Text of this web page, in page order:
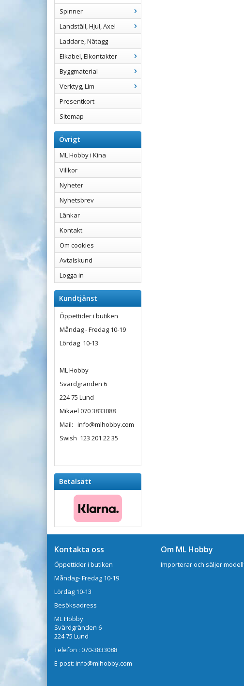
Spinner
Landställ, Hjul, Axel
Laddare, Nätagg
Elkabel, Elkontakter
Byggmaterial
Verktyg, Lim
Presentkort
Sitemap
Övrigt
ML Hobby i Kina
Villkor
Nyheter
Nyhetsbrev
Länkar
Kontakt
Om cookies
Avtalskund
Logga in
Kundtjänst
Öppettider i butiken
Måndag - Fredag 10-19
Lördag 10-13
ML Hobby
Svärdgränden 6
224 75 Lund
Mikael 070 3833088
Mail: info@mlhobby.com
Swish 123 201 22 35
Betalsätt
Kontakta oss
Öppettider i butiken
Måndag- Fredag 10-19
Lördag 10-13
Besöksadress
ML Hobby
Svärdgränden 6
224 75 Lund
Telefon : 070-3833088
E-post: info@mlhobby.com
Om ML Hobby
Importerar och säljer